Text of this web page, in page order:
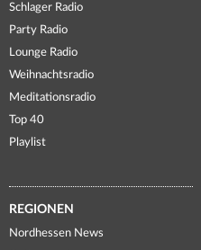
Schlager Radio
Party Radio
Lounge Radio
Weihnachtsradio
Meditationsradio
Top 40
Playlist
REGIONEN
Nordhessen News